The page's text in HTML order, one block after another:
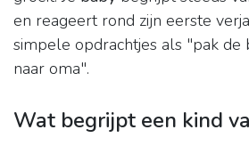
en reageert rond zijn eerste
simpele opdrachtjes als "pak de
naar oma".
Wat begrijpt een kind